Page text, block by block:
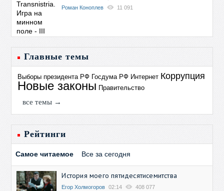
Роман Коноплев 11 091
Главные темы
Выборы президента РФ Госдума РФ Интернет Коррупция
Новые законы Правительство
все темы →
Рейтинги
Самое читаемое Все за сегодня
История моего пятидесятисемитства
Егор Холмогоров 02:14 408 077